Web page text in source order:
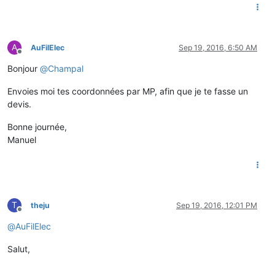
A
Offline
AuFilElec Sep 19, 2016, 6:50 AM
Bonjour @Champal
Envoies moi tes coordonnées par MP, afin que je te fasse un
devis.
Bonne journée,
Manuel
T
Offline
theju Sep 19, 2016, 12:01 PM
@AuFilElec
Salut,